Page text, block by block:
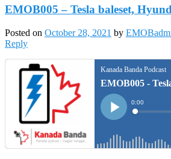
EMOB005 – Tesla baleset,
Posted on October 28, 2021 by
Reply